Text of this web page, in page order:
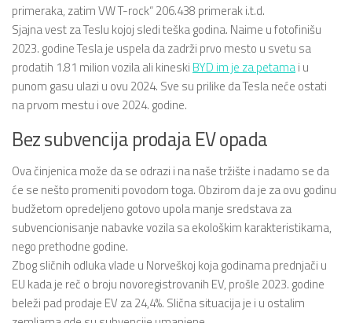
primeraka, zatim VW T-rock“ 206.438 primerak i.t.d.
Sjajna vest za Teslu kojoj sledi teška godina. Naime u fotofinišu
2023. godine Tesla je uspela da zadrži prvo mesto u svetu sa
prodatih 1.81 milion vozila ali kineski BYD im je za petamai u
punom gasu ulazi u ovu 2024. Sve su prilike da Tesla neće ostati
na prvom mestu i ove 2024. godine.
Bez subvencija prodaja EV opada
Ova činjenica može da se odrazi i na naše tržište i nadamo se da
će se nešto promeniti povodom toga. Obzirom da je za ovu godinu
budžetom opredeljeno gotovo upola manje sredstava za
subvencionisanje nabavke vozila sa ekološkim karakteristikama,
nego prethodne godine.
Zbog sličnih odluka vlade u Norveškoj koja godinama prednjači u
EU kada je reč o broju novoregistrovanih EV, prošle 2023. godine
beleži pad prodaje EV za 24,4%. Slična situacija je i u ostalim